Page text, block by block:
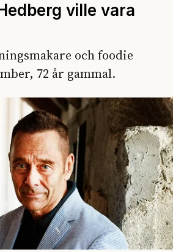
ville vara
och foodie
72 år gammal.